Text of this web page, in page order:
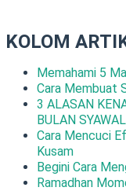
KOLOM
Memahami 5
Cara Membuat
3 ALASAN
BULAN SYAWAL
Cara Mencuci
Kusam
Begini Cara
Ramadhan